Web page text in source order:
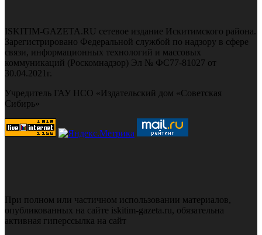
ISKITIM-GAZETA.RU сетевое издание Искитимского района.
Зарегистрировано Федеральной службой по надзору в сфере
связи, информационных технологий и массовых
коммуникаций (Роскомнадзор) Эл № ФС77-81027 от
30.04.2021г.
Учредитель ГАУ НСО «Издательский дом «Советская
Сибирь»
При полном или частичном использовании материалов,
опубликованных на сайте iskitim-gazeta.ru, обязательна
активная гиперссылка на сайт